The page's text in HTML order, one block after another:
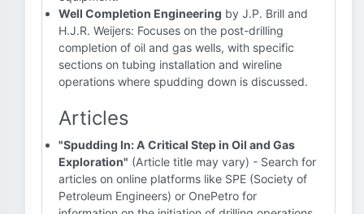
Well Completion Engineering by J.P. Brill and
H.J.R. Weijers: Focuses on the post-drilling
completion of oil and gas wells, with specific
sections on tubing installation and wireline
operations where spudding down is discussed.
Articles
"Spudding In: A Critical Step in Oil and Gas
Exploration" (Article title may vary) - Search for
articles on online platforms like SPE (Society of
Petroleum Engineers) or OnePetro for